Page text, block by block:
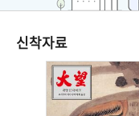
신착자료